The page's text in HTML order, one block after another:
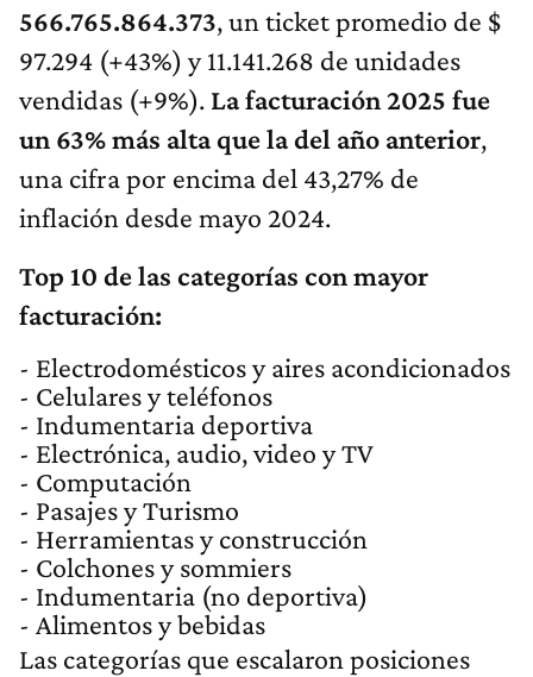
566.765.864.373, un ticket promedio de $
97.294 (+43%) y 11.141.268 de unidades
vendidas (+9%). La facturación 2025 fue
un 63% más alta que la del año anterior,
una cifra por encima del 43,27% de
inflación desde mayo 2024.
Top 10 de las categorías con mayor
facturación:
- Electrodomésticos y aires acondicionados
- Celulares y teléfonos
- Indumentaria deportiva
- Electrónica, audio, video y TV
- Computación
- Pasajes y Turismo
- Herramientas y construcción
- Colchones y sommiers
- Indumentaria (no deportiva)
- Alimentos y bebidas
Las categorías que escalaron posiciones